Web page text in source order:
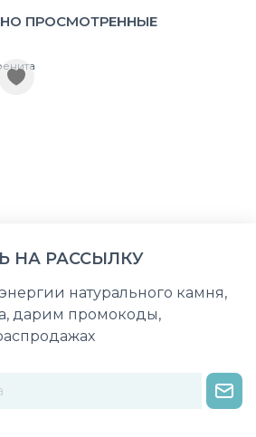
ПРОСМОТРЕННЫЕ
НА РАССЫЛКУ
натурального камня,
дарим промокоды,